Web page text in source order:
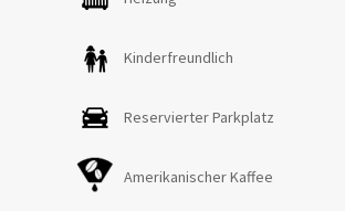
probieren und reiten kann, auch mit
zum Stadtzentrum mit den wichtigsten
und Sporteinrichtungen wie Padel,
geeignet.
Das Anwesen besteht aus zwei Einheiten
Kinderfreundlich
Reservierter Parkplatz
Amerikanischer Kaffee